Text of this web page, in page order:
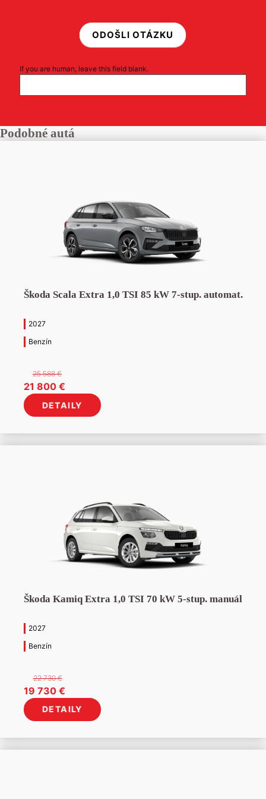
ODOŠLI OTÁZKU
If you are human, leave this field blank.
Podobné autá
Škoda Scala Extra 1,0 TSI 85 kW 7-stup. automat.
2027
Benzín
25 588€
Pôvodná
cena
bola:
588 €.
21 800 €Aktuálna
cena
je:
800 €.
DETAILY
Škoda Kamiq Extra 1,0 TSI 70 kW 5-stup. manuál
2027
Benzín
22 730€
Pôvodná
cena
bola:
730 €.
19 730 €
cena
je:
730 €.
DETAILY